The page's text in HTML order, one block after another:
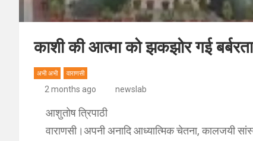
काशी की आत्मा को झकझोर गई
अभी अभी वाराणसी
2 months ago newslab
आशुतोष त्रिपाठी
वाराणसी।अपनी अनादि आध्यात्मिक चेतना, कालजयी